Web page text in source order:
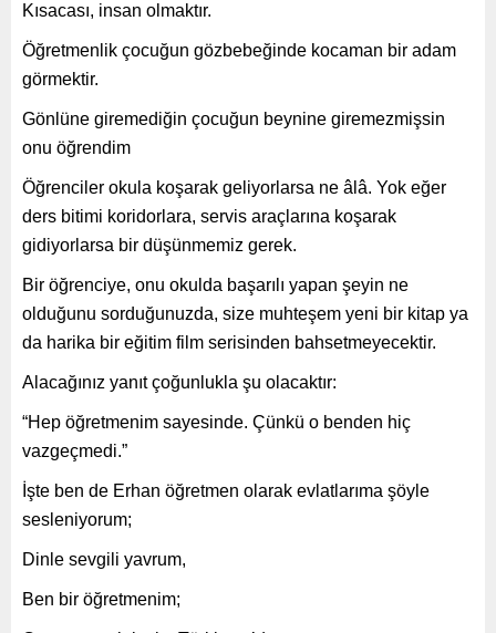
Kısacası, insan olmaktır.
Öğretmenlik çocuğun gözbebeğinde kocaman bir adam
görmektir.
Gönlüne giremediğin çocuğun beynine giremezmişsin
onu öğrendim
Öğrenciler okula koşarak geliyorlarsa ne âlâ. Yok eğer
ders bitimi koridorlara, servis araçlarına koşarak
gidiyorlarsa bir düşünmemiz gerek.
Bir öğrenciye, onu okulda başarılı yapan şeyin ne
olduğunu sorduğunuzda, size muhteşem yeni bir kitap ya
da harika bir eğitim film serisinden bahsetmeyecektir.
Alacağınız yanıt çoğunlukla şu olacaktır:
“Hep öğretmenim sayesinde. Çünkü o benden hiç
vazgeçmedi.”
İşte ben de Erhan öğretmen olarak evlatlarıma şöyle
sesleniyorum;
Dinle sevgili yavrum,
Ben bir öğretmenim;